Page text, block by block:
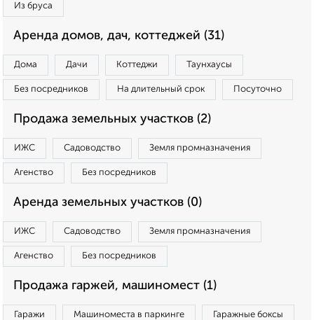
Из бруса
Аренда домов, дач, коттеджей (31)
Дома Дачи Коттеджи Таунхаусы
Без посредников На длительный срок Посуточно
Продажа земельных участков (2)
ИЖС Садоводство Земля промназначения
Агенство Без посредников
Аренда земельных участков (0)
ИЖС Садоводство Земля промназначения
Агенство Без посредников
Продажа гаржей, машиномест (1)
Гаражи Машиноместа в паркинге Гаражные боксы